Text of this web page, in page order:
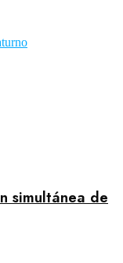
simultánea de